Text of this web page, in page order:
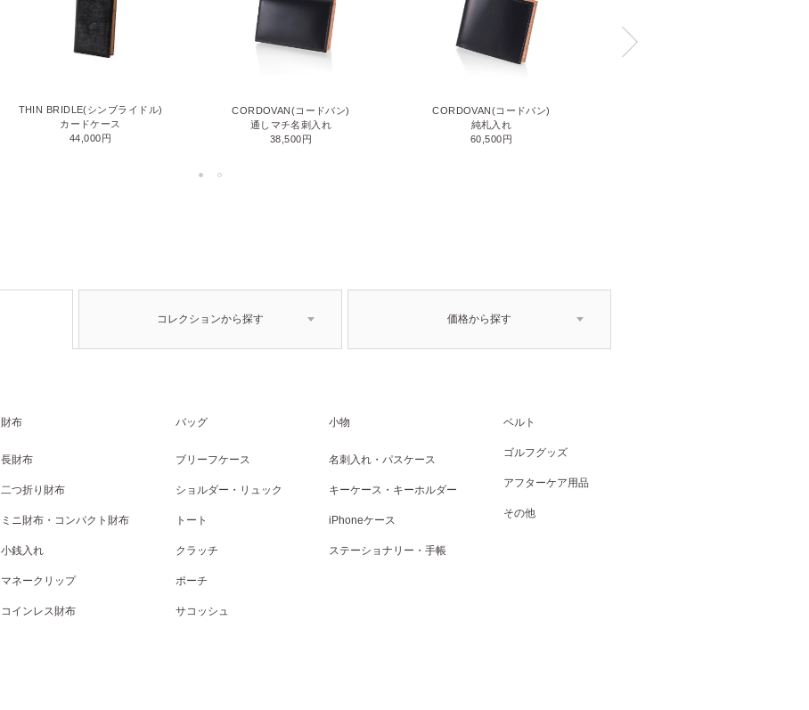
THIN BRIDLE(シンブライドル)
カードケース
44,000円
CORDOVAN(コードバン)
通しマチ名刺入れ
38,500円
CORDOVAN(コードバン)
純札入れ
60,500円
コレクションから探す 価格から探す
財布
長財布
二つ折り財布
ミニ財布・コンパクト財布
小銭入れ
マネークリップ
コインレス財布
バッグ
ブリーフケース
ショルダー・リュック
トート
クラッチ
ポーチ
サコッシュ
小物
名刺入れ・パスケース
キーケース・キーホルダー
iPhoneケース
ステーショナリー・手帳
ベルト
ゴルフグッズ
アフターケア用品
その他